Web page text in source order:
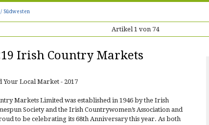
Südwesten
Artikel 1 von 74
Irish Country Markets
Your Local Market - 2017
Markets Limited was established in 1946 by the Irish
Society and the Irish Countrywomen’s Association and
to be celebrating its 68th Anniversary this year. As both